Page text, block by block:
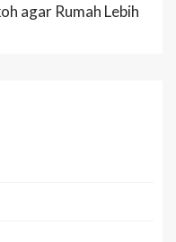
agar Rumah Lebih